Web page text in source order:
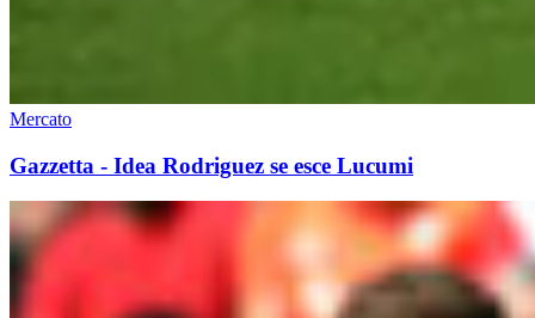
Mercato
Gazzetta - Idea Rodriguez se esce Lucumi